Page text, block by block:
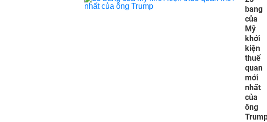
bang
của
Mỹ
khởi
kiện
thuế
quan
mới
nhất
của
ông